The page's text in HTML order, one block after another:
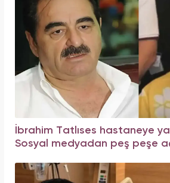
İbrahim Tatlıses hastaneye
Sosyal medyadan peş peşe